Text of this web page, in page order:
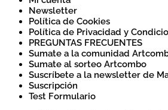
Newsletter
Política de Cookies
Política de Privacidad y
PREGUNTAS FRECUENTES
Sumate a la comunidad
Sumate al sorteo Artcombo
Suscríbete a la newsletter de
Suscripción
Test Formulario